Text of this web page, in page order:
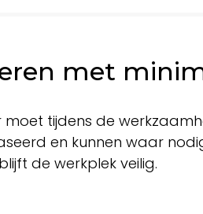
met
moet tijdens de
en kunnen waar
de werkplek veilig.